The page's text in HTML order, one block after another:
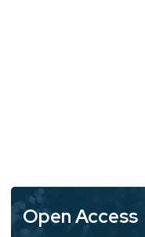
Open Access